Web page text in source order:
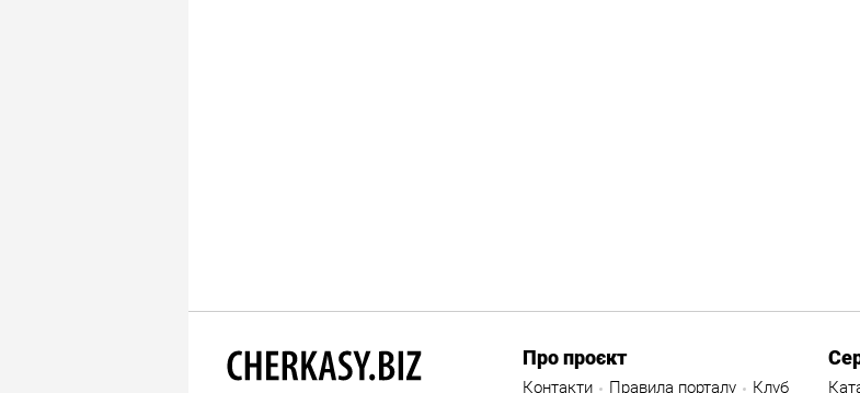
Про проєкт
Контакти Правила порталу Клуб